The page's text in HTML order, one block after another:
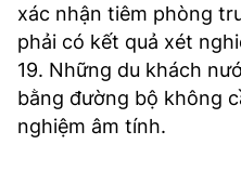
xác nhận tiêm phòng
phải có kết quả xét
19. Những du khách
bằng đường bộ không
nghiệm âm tính.